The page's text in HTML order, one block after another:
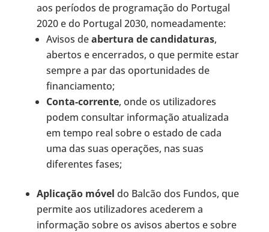
aos períodos de programação do Portugal
2020 e do Portugal 2030, nomeadamente:
Avisos deabertura de candidaturas,
abertos e encerrados, o que permite estar
sempre a par das oportunidades de
financiamento;
Conta-corrente, onde os utilizadores
podem consultar informação atualizada
em tempo real sobre o estado de cada
uma das suas operações, nas suas
diferentes fases;
Aplicação móvel do Balcão dos Fundos, que
permite aos utilizadores acederem a
informação sobre os avisos abertos e sobre